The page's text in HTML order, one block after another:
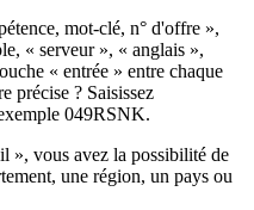
mot-clé, n° d'offre »,
« serveur », « anglais »,
« entrée » entre chaque
précise ? Saisissez
049RSNK.
», vous avez la possibilité de
une région, un pays ou